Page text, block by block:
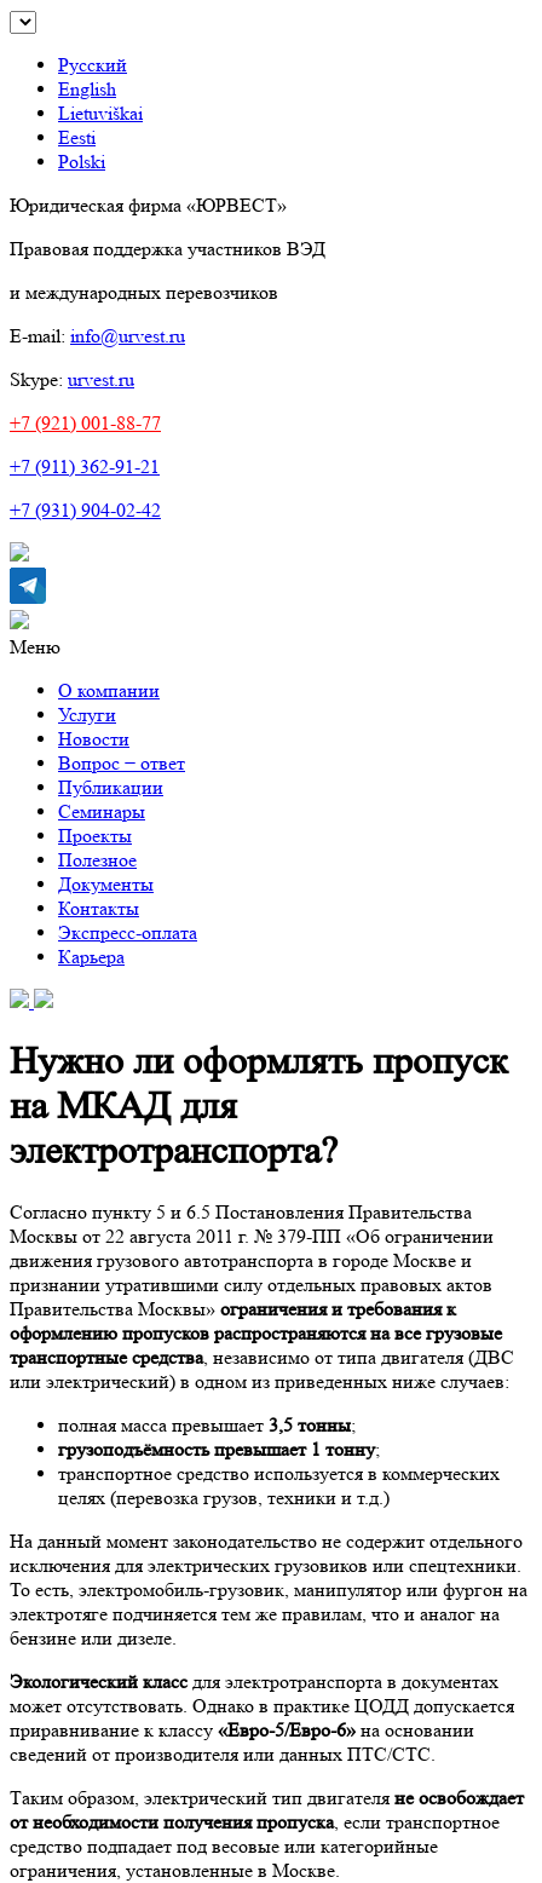
Русский
English
Lietuviškai
Eesti
Polski
Юридическая фирма «ЮРВЕСТ»
Правовая поддержка участников ВЭД
и международных перевозчиков
E-mail: info@urvest.ru
Skype: urvest.ru
+7 (921) 001-88-77
+7 (911) 362-91-21
+7 (931) 904-02-42
Меню
О компании
Услуги
Новости
Вопрос − ответ
Публикации
Семинары
Проекты
Полезное
Документы
Контакты
Экспресс-оплата
Карьера
Нужно ли оформлять пропуск
на МКАД для
электротранспорта?
Согласно пункту 5 и 6.5 Постановления Правительства
Москвы от 22 августа 2011 г. № 379-ПП «Об ограничении
движения грузового автотранспорта в городе Москве и
признании утратившими силу отдельных правовых актов
Правительства Москвы» ограничения и требования к
оформлению пропусков распространяются на все грузовые
транспортные средства, независимо от типа двигателя (ДВС
или электрический) в одном из приведенных ниже случаев:
полная масса превышает 3,5 тонны;
грузоподъёмность превышает 1 тонну;
транспортное средство используется в коммерческих
целях (перевозка грузов, техники и т.д.)
На данный момент законодательство не содержит отдельного
исключения для электрических грузовиков или спецтехники.
То есть, электромобиль-грузовик, манипулятор или фургон на
электротяге подчиняется тем же правилам, что и аналог на
бензине или дизеле.
Экологический классдля электротранспорта в документах
может отсутствовать. Однако в практике ЦОДД допускается
приравнивание к классу «Евро-5/Евро-6» на основании
сведений от производителя или данных ПТС/СТС.
Таким образом, электрический тип двигателя не освобождает
от необходимости получения пропуска, если транспортное
средство подпадает под весовые или категорийные
ограничения, установленные в Москве.